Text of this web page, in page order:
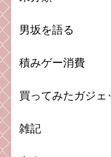
男坂を語る
積みゲー消費
買ってみたガジェ
雑記